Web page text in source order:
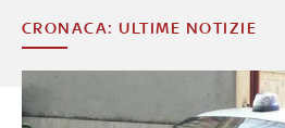
CRONACA: ULTIME NOTIZIE